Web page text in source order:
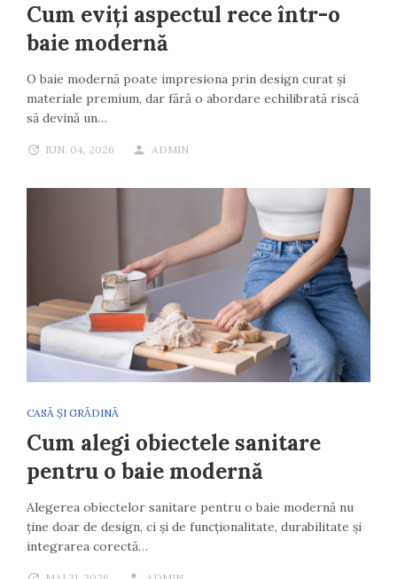
Cum eviți aspectul rece într-o
baie modernă
O baie modernă poate impresiona prin design curat și
materiale premium, dar fără o abordare echilibrată riscă
să devină un…
IUN. 04, 2026 ADMIN
CASĂ ȘI GRĂDINĂ
Cum alegi obiectele sanitare
pentru o baie modernă
Alegerea obiectelor sanitare pentru o baie modernă nu
ține doar de design, ci și de funcționalitate, durabilitate și
integrarea corectă…